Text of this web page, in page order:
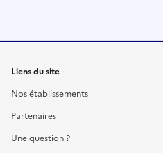
Liens du site
Nos établissements
Partenaires
Une question ?